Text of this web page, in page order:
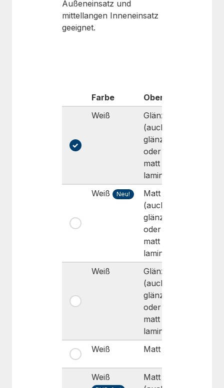
Außeneinsatz und
mittellangen Inneneinsatz
geeignet.
Farbe Oberfläche
Weiß
Glänzend
(auch
glänzend
oder
matt zu
laminieren)
Weiß Neu!
Matt
(auch
glänzend
oder
matt zu
laminieren)
Weiß
Glänzend
(auch
glänzend
oder
matt zu
laminieren)
Weiß Matt
Weiß
Matt